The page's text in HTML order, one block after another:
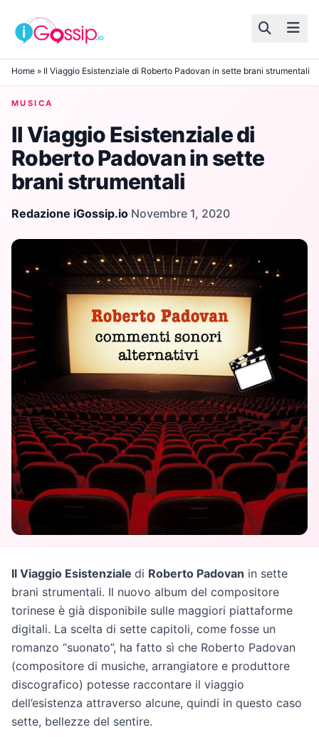
Skip to content
Home » Il Viaggio Esistenziale di Roberto Padovan in sette brani strumentali
MUSICA
Il Viaggio Esistenziale di
Roberto Padovan in sette
brani strumentali
Redazione iGossip.io·Novembre 1, 2020
Il Viaggio Esistenziale di Roberto Padovan in sette
brani strumentali. Il nuovo album del compositore
torinese è già disponibile sulle maggiori piattaforme
digitali. La scelta di sette capitoli, come fosse un
romanzo “suonato”, ha fatto sì che Roberto Padovan
(compositore di musiche, arrangiatore e produttore
discografico) potesse raccontare il viaggio
dell’esistenza attraverso alcune, quindi in questo caso
sette, bellezze del sentire.